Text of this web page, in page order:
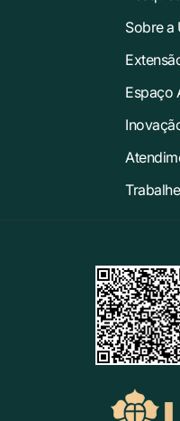
Sobre a
Espaço